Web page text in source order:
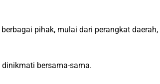
pihak, mulai dari perangkat daerah,
bersama-sama.